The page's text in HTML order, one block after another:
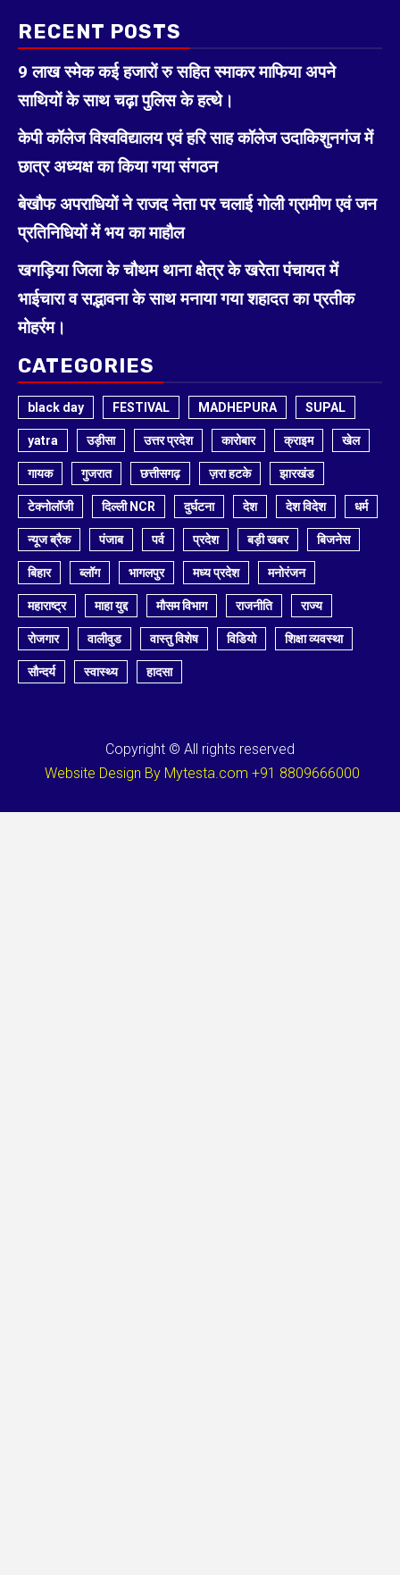
RECENT POSTS
9 लाख स्मेक कई हजारों रु सहित स्माकर माफिया अपने
साथियों के साथ चढ़ा पुलिस के हत्थे।
केपी कॉलेज विश्वविद्यालय एवं हरि साह कॉलेज उदाकिशुनगंज में
छात्र अध्यक्ष का किया गया संगठन
बेखौफ अपराधियों ने राजद नेता पर चलाई गोली ग्रामीण एवं जन
प्रतिनिधियों में भय का माहौल
खगड़िया जिला के चौथम थाना क्षेत्र के खरेता पंचायत में
भाईचारा व सद्भावना के साथ मनाया गया शहादत का प्रतीक
मोहर्रम।
CATEGORIES
black day FESTIVAL MADHEPURA SUPAL
yatra उड़ीसा उत्तर प्रदेश कारोबार क्राइम खेल
गायक गुजरात छत्तीसगढ़ ज़रा हटके झारखंड
टेक्नोलॉजी दिल्ली NCR दुर्घटना देश देश विदेश धर्म
न्यूज ब्रैक पंजाब पर्व प्रदेश बड़ी खबर बिजनेस
बिहार ब्लॉग भागलपुर मध्य प्रदेश मनोरंजन
महाराष्ट्र माहा युद्द मौसम विभाग राजनीति राज्य
रोजगार वालीवुड वास्तु विशेष विडियो शिक्षा व्यवस्था
सौन्दर्य स्वास्थ्य हादसा
Copyright © All rights reserved
Website Design By Mytesta.com +91 8809666000